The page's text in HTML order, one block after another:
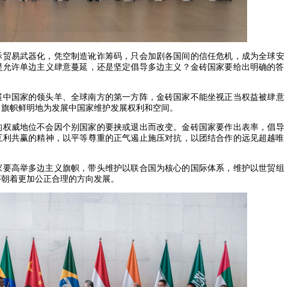
易武器化，凭空制造讹诈筹码，只会加剧各国间的信任危机，成为全球安
许单边主义肆意蔓延，还是坚定倡导多边主义？金砖国家要给出明确的答
国家的领头羊、全球南方的第一方阵，金砖国家不能坐视正当权益被肆意
帜鲜明地为发展中国家维护发展权利和空间。
威地位不会因个别国家的要挟或退出而改变。金砖国家要作出表率，倡导
共赢的精神，以平等尊重的正气遏止施压对抗，以团结合作的远见超越唯
高举多边主义旗帜，带头维护以联合国为核心的国际体系，维护以世贸组
着更加公正合理的方向发展。